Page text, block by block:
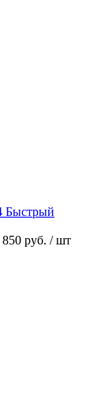
Быстрый
850 руб. / шт